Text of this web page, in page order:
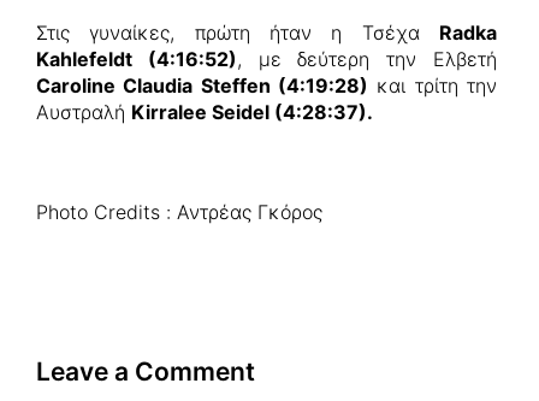
Στις γυναίκες, πρώτη ήταν η Τσέχα Radka
Kahlefeldt (4:16:52) , με δεύτερη την Ελβετή
Caroline Claudia Steffen (4:19:28) και τρίτη την
Αυστραλή Kirralee Seidel (4:28:37).
Photo Credits : Αντρέας Γκόρος
Leave a Comment